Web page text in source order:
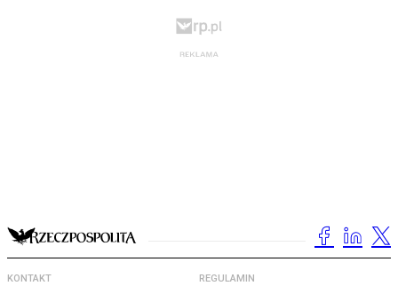
KONTAKT REGULAMIN